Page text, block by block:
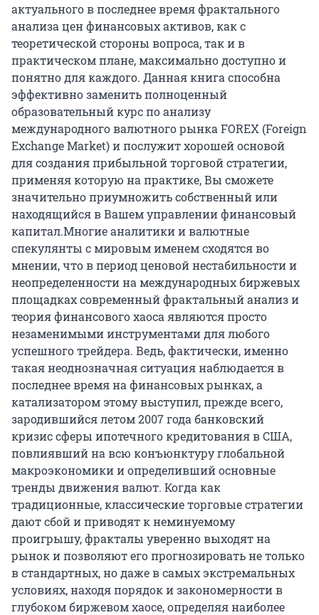
актуального в последнее время фрактального
анализа цен финансовых активов, как с
теоретической стороны вопроса, так и в
практическом плане, максимально доступно и
понятно для каждого. Данная книга способна
эффективно заменить полноценный
образовательный курс по анализу
международного валютного рынка FOREX (Foreign
Exchange Market) и послужит хорошей основой
для создания прибыльной торговой стратегии,
применяя которую на практике, Вы сможете
значительно приумножить собственный или
находящийся в Вашем управлении финансовый
капитал.Многие аналитики и валютные
спекулянты с мировым именем сходятся во
мнении, что в период ценовой нестабильности и
неопределенности на международных биржевых
площадках современный фрактальный анализ и
теория финансового хаоса являются просто
незаменимыми инструментами для любого
успешного трейдера. Ведь, фактически, именно
такая неоднозначная ситуация наблюдается в
последнее время на финансовых рынках, а
катализатором этому выступил, прежде всего,
зародившийся летом 2007 года банковский
кризис сферы ипотечного кредитования в США,
повлиявший на всю конъюнктуру глобальной
макроэкономики и определивший основные
тренды движения валют. Когда как
традиционные, классические торговые стратегии
дают сбой и приводят к неминуемому
проигрышу, фракталы уверенно выходят на
рынок и позволяют его прогнозировать не только
в стандартных, но даже в самых экстремальных
условиях, находя порядок и закономерности в
глубоком биржевом хаосе, определяя наиболее